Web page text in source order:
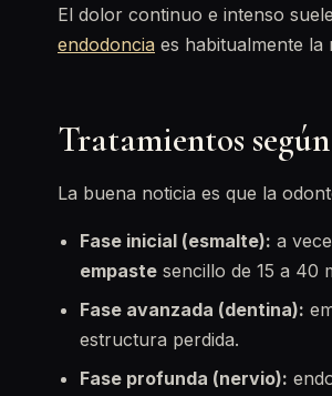
El dolor continuo e intenso
endodoncia es habitualmente
Tratamientos
La buena noticia es que la
Fase inicial (esmalte): a
empaste sencillo de 15 a 40
Fase avanzada (dentina):
estructura perdida.
Fase profunda (nervio):